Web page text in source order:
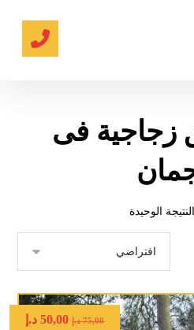
زجاجية فى
الوحيدة
75,00 د.إ 50,00 د.إ